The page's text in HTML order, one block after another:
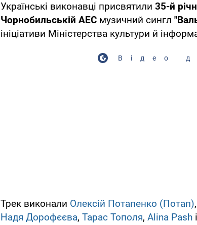
Українські виконавці присвятили 35-й
Чорнобильській АЕС музичний сингл
ініціативи Міністерства культури й
Відео
Трек виконали Олексій Потапенко (Потап),
Надя Дорофєєва, Тарас Тополя, Alina Pash і